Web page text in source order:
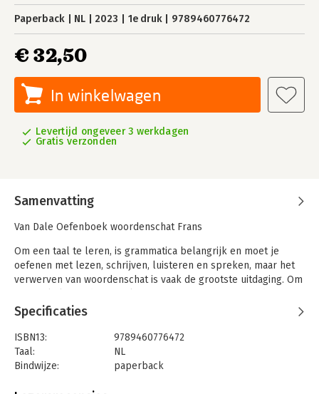
Paperback NL 2023 1e druk 9789460776472
€ 32,50
In winkelwagen
Levertijd ongeveer 3 werkdagen
Gratis verzonden
Samenvatting
Van Dale Oefenboek woordenschat Frans
Om een taal te leren, is grammatica belangrijk en moet je
oefenen met lezen, schrijven, luisteren en spreken, maar het
verwerven van woordenschat is vaak de grootste uitdaging. Om
kennen. Als je tien nieuwe woorden per dag leert, wat veel is,
ben je daar bijna veertien jaar mee bezig.
Hoe pak je woordjes leren nu het beste aan? Het Van Dale
Oefenboek woordenschat Frans biedt de woorden per thema
aan en laat je er mee oefenen, zodat je de woorden ook echt
onthoudt.
Specificaties
ISBN13:
9789460776472
Taal:
NL
Bindwijze:
paperback